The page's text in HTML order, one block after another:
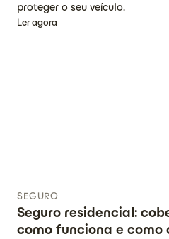
proteger o seu veículo.
Ler agora
SEGURO
Seguro residencial:
como funciona e